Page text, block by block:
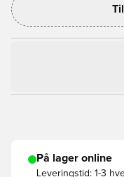
På lager online
Leveringstid: 1-3